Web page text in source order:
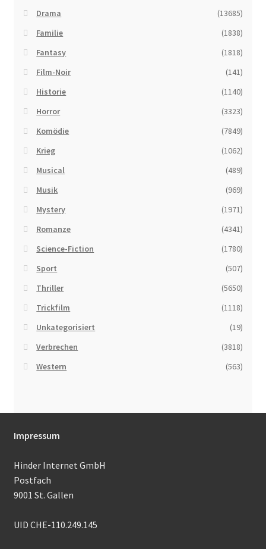
Drama
(13685)
Familie
(1838)
Fantasy
(1818)
Film-Noir
(141)
Historie
(1140)
Horror
(3323)
Komödie
(7849)
Krieg
(1062)
Musical
(489)
Musik
(969)
Mystery
(1971)
Romanze
(4341)
Science-Fiction
(1780)
Sport
(507)
Thriller
(5650)
Trickfilm
(1118)
Unkategorisiert
(19)
Verbrechen
(3818)
Western
(563)
Impressum
Hinder Internet GmbH
Postfach
9001 St. Gallen
UID CHE-110.249.145